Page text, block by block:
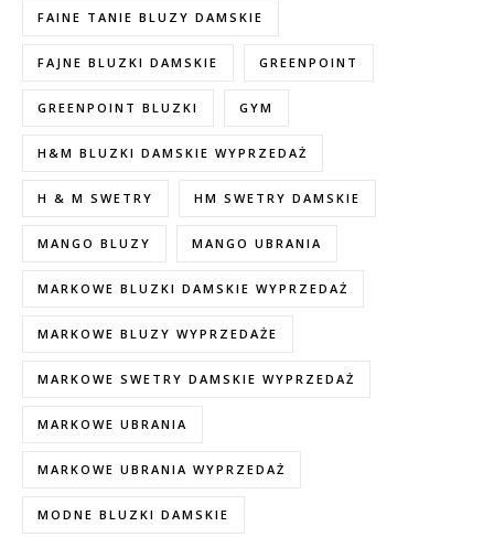
FAINE TANIE BLUZY DAMSKIE
FAJNE BLUZKI DAMSKIE GREENPOINT
GREENPOINT BLUZKI GYM
H&M BLUZKI DAMSKIE WYPRZEDAŻ
H & M SWETRY HM SWETRY DAMSKIE
MANGO BLUZY MANGO UBRANIA
MARKOWE BLUZKI DAMSKIE WYPRZEDAŻ
MARKOWE BLUZY WYPRZEDAŻE
MARKOWE SWETRY DAMSKIE WYPRZEDAŻ
MARKOWE UBRANIA
MARKOWE UBRANIA WYPRZEDAŻ
MODNE BLUZKI DAMSKIE